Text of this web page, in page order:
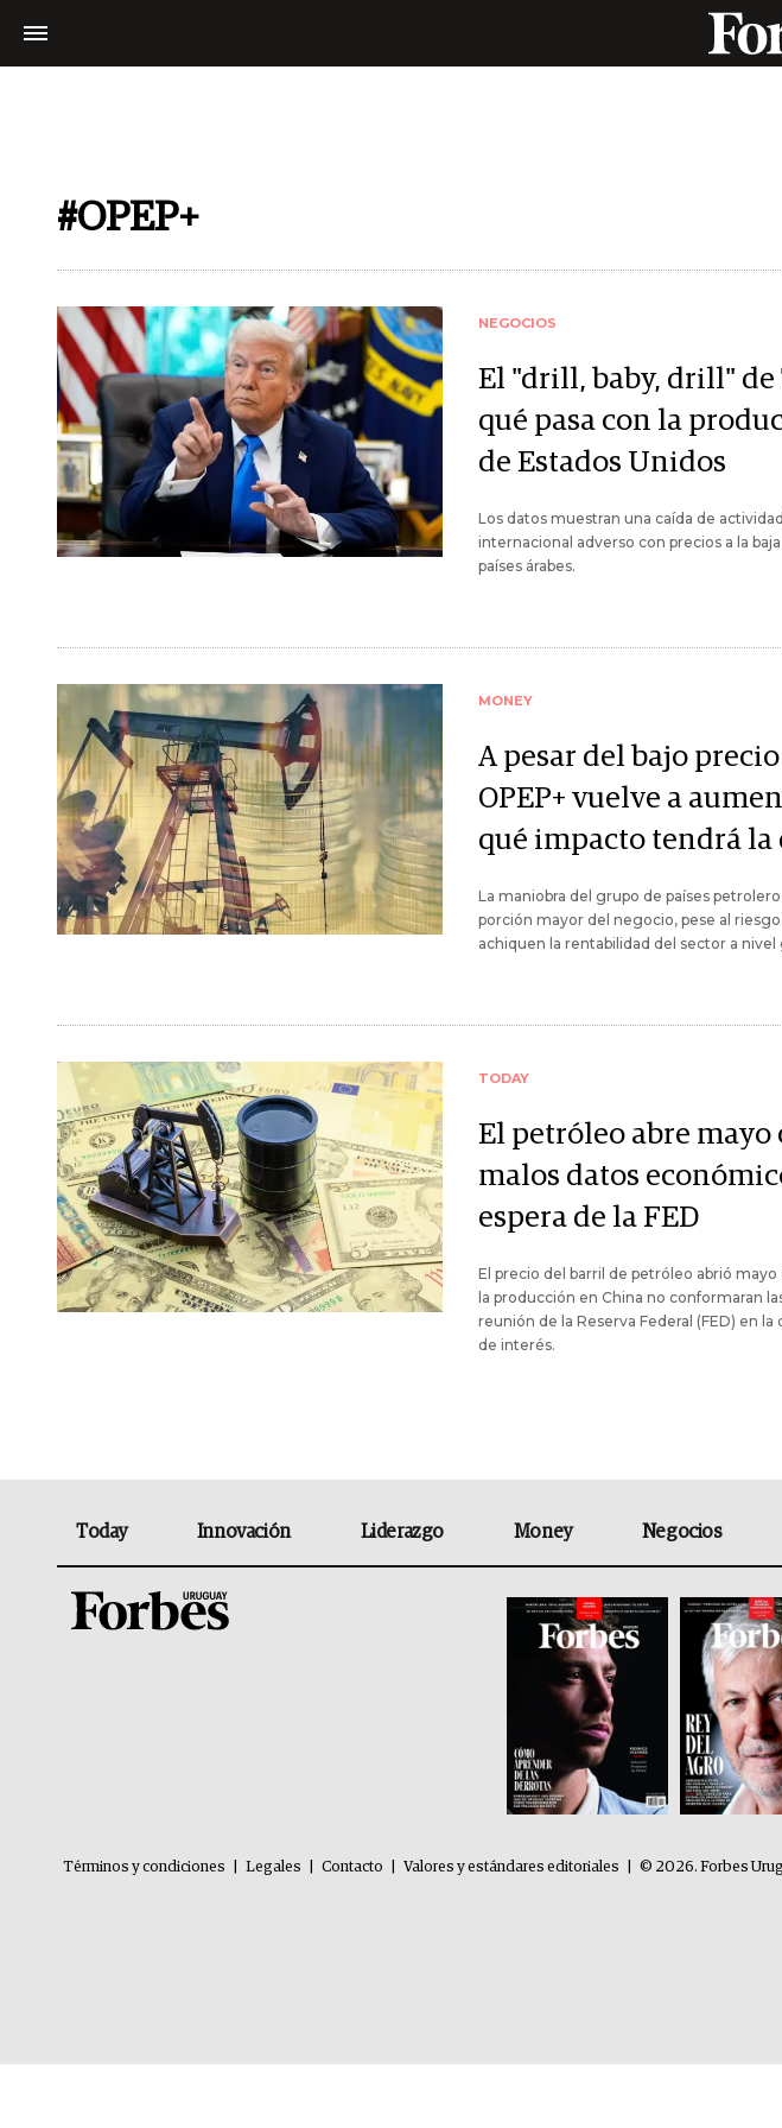
#OPEP+
NEGOCIOS
El "drill, baby, drill"
qué pasa con la
de Estados Unidos
Los datos muestran una caída de
internacional adverso con precios a la
países árabes.
MONEY
A pesar del bajo
OPEP+ vuelve a
qué impacto tendrá la
La maniobra del grupo de países
porción mayor del negocio, pese al
achiquen la rentabilidad del sector a nivel
TODAY
El petróleo abre mayo
malos datos
espera de la FED
El precio del barril de petróleo abrió
la producción en China no conformaran
reunión de la Reserva Federal (FED) en
de interés.
Today Innovación Liderazgo Money Negocios
Términos y condiciones Legales Contacto Valores y estándares editoriales © 2026. Forbes